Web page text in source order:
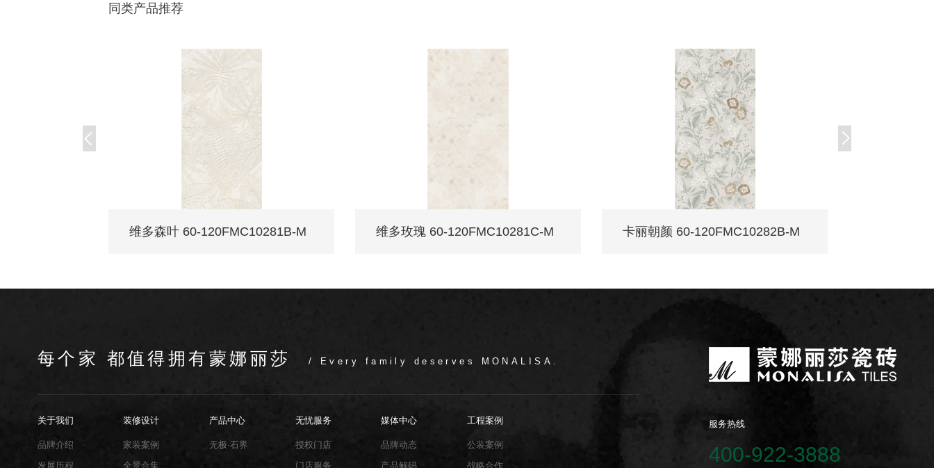
同类产品推荐
维多森叶 60-120FMC10281B-M 维多玫瑰 60-120FMC10281C-M 卡丽朝颜 60-120FMC10282B-M
每个家 都值得拥有蒙娜丽莎 / Every family deserves MONALISA.
关于我们
品牌介绍
发展历程
装修设计
家装案例
全景合集
产品中心
无极·石界
无忧服务
授权门店
门店服务
媒体中心
品牌动态
产品解码
工程案例
公装案例
战略合作
服务热线
400-922-3888